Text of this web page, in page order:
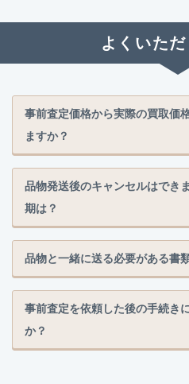
よくいた
事前査定価格から実際の買取価
ますか？
品物発送後のキャンセルはでき
期は？
品物と一緒に送る必要がある書
事前査定を依頼した後の手続き
か？